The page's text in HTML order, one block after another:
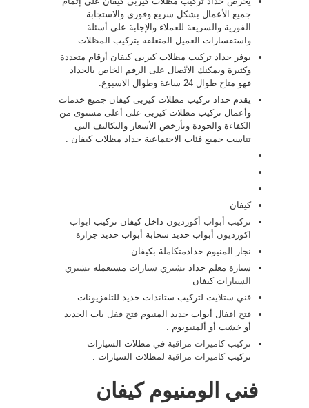
جميع الأعمال بشكل سريع وفوري والاستجابة
الفورية والسريعة للعملاء والإجابة على أسئلة
واستفسارات العميل المتعلقة بتركيب المظلات.
يوفر حداد تركيب مظلات كيربى كيفان أرقام متعددة
وكثيرة ويمكنك الاتّصال على الرقم الخاص بالحداد
فهو متاح طوال 24 ساعة وطوال الاسبوع.
يقدم حداد تركيب مظلات كيربى كيفان جميع خدمات
وأعمال تركيب مظلات كيربى على أعلى مستوى من
الكفاءة والجودة وبأرخص الأسعار والتكاليف التي
تناسب جميع فئات الاجتماعية حداد مظلات كيفان .
كيفان
تركيب أبواب أكورديون داخل كيفان تركيب ابواب
اكورديون أبواب حديد سحابة أبواب حديد جرارة
نجار
المنيوم حدادمتكاملة بكيفان.
سيارة معلم حداد نشتري سيارات مستعمله نشتري
السيارات كيفان
فني ستلايت لتركيب ستاندات حديد للتلفزيونات .
فتح اقفال أبواب حديد المنيوم فتح قفل باب الحديد
أو خشب أو ألمنيويوم .
تركيب كاميرات مراقبة في مظلات السيارات
تركيبكاميرات مراقبة لمظلات السيارات .
فني الومنيوم كيفان